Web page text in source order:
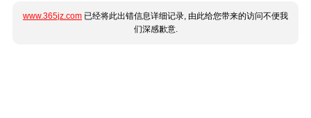
www.365jz.com 已经将此出错信息详细记录, 由此给您带来的访问不便我
们深感歉意.